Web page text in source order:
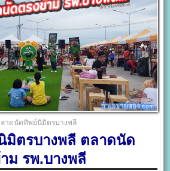
าดนัดทิพย์นิมิตรบางพลี
ตรบางพลี ตลาดนัด
ม รพ.บางพลี